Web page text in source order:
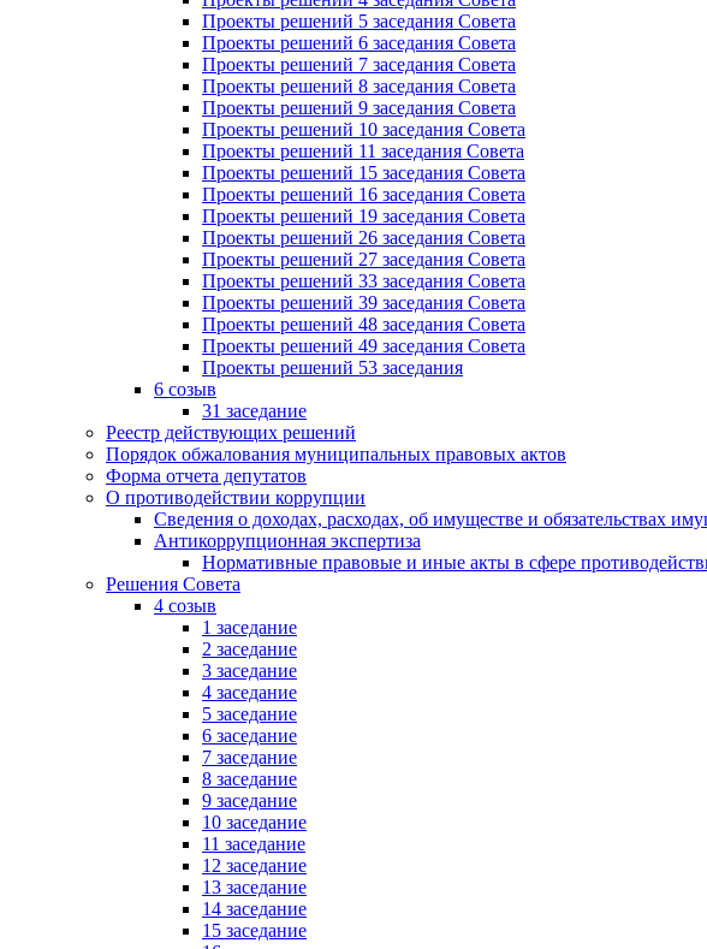
Проекты решений 5 заседания Совета
Проекты решений 6 заседания Совета
Проекты решений 7 заседания Совета
Проекты решений 8 заседания Совета
Проекты решений 9 заседания Совета
Проекты решений 10 заседания Совета
Проекты решений 11 заседания Совета
Проекты решений 15 заседания Совета
Проекты решений 16 заседания Совета
Проекты решений 19 заседания Совета
Проекты решений 26 заседания Совета
Проекты решений 27 заседания Совета
Проекты решений 33 заседания Совета
Проекты решений 39 заседания Совета
Проекты решений 48 заседания Совета
Проекты решений 49 заседания Совета
Проекты решений 53 заседания
6 созыв
31 заседание
Реестр действующих решений
Порядок обжалования муниципальных правовых актов
Форма отчета депутатов
О противодействии коррупции
Сведения о доходах, расходах, об имуществе и обязательствах
Антикоррупционная экспертиза
Нормативные правовые и иные акты в сфере
Решения Совета
4 созыв
1 заседание
2 заседание
3 заседание
4 заседание
5 заседание
6 заседание
7 заседание
8 заседание
9 заседание
10 заседание
11 заседание
12 заседание
13 заседание
14 заседание
15 заседание